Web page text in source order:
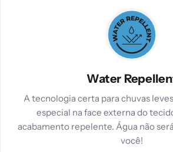
Water
A tecnologia certa para chuvas
especial na face externa do
acabamento repelente. Água não
você!